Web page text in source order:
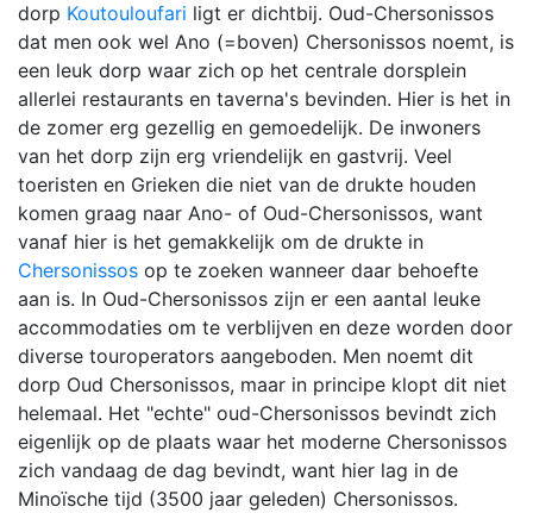
dorp Koutouloufari ligt er dichtbij. Oud-Chersonissos
dat men ook wel Ano (=boven) Chersonissos noemt, is
een leuk dorp waar zich op het centrale dorsplein
allerlei restaurants en taverna's bevinden. Hier is het in
de zomer erg gezellig en gemoedelijk. De inwoners
van het dorp zijn erg vriendelijk en gastvrij. Veel
toeristen en Grieken die niet van de drukte houden
komen graag naar Ano- of Oud-Chersonissos, want
vanaf hier is het gemakkelijk om de drukte in
Chersonissos op te zoeken wanneer daar behoefte
aan is. In Oud-Chersonissos zijn er een aantal leuke
accommodaties om te verblijven en deze worden door
diverse touroperators aangeboden. Men noemt dit
dorp Oud Chersonissos, maar in principe klopt dit niet
helemaal. Het "echte" oud-Chersonissos bevindt zich
eigenlijk op de plaats waar het moderne Chersonissos
zich vandaag de dag bevindt, want hier lag in de
Minoïsche tijd (3500 jaar geleden) Chersonissos.